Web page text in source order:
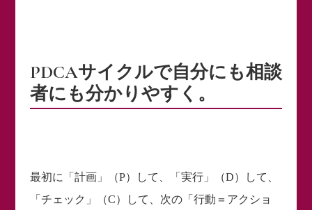
PDCAサイクルで自分にも相談
者にも分かりやすく。
最初に「計画」（P）して、「実行」（D）して、
「チェック」（C）して、次の「行動＝アクショ